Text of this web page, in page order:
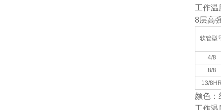
工作温
8层高
软管型
4/8
8/8
13/
颜色：
工作温